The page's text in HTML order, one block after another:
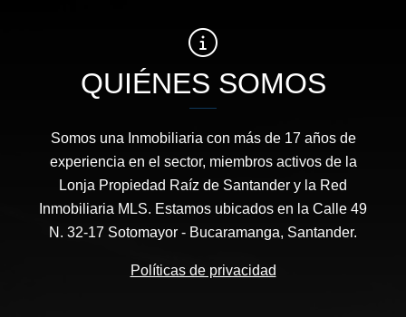
QUIÉNES SOMOS
Somos una Inmobiliaria con más de 17 años de
experiencia en el sector, miembros activos de la
Lonja Propiedad Raíz de Santander y la Red
Inmobiliaria MLS. Estamos ubicados en la Calle 49
N. 32-17 Sotomayor - Bucaramanga, Santander.
Políticas de privacidad